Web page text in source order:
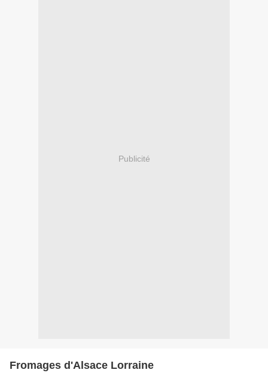
Publicité
Fromages d'Alsace Lorraine